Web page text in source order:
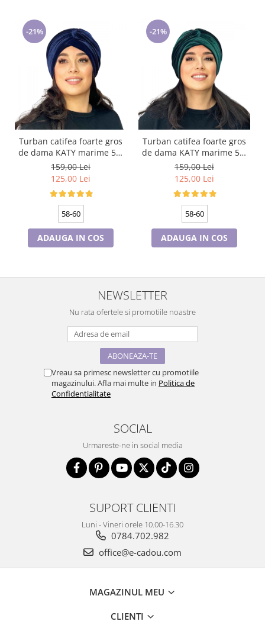
-21%
Turban catifea foarte gros
de dama KATY marime 58-
60, captuseala polar,
culoare bleomarin
159,00 Lei
125,00 Lei
58-60
ADAUGA IN COS
-21%
Turban catifea foarte gros
de dama KATY marime 58-
60, captuseala polar,
culoare verde emerald
159,00 Lei
125,00 Lei
58-60
ADAUGA IN COS
NEWSLETTER
Nu rata ofertele si promotiile noastre
Vreau sa primesc newsletter cu promotiile
magazinului. Afla mai multe in Politica de
Confidentialitate
SOCIAL
Urmareste-ne in social media
SUPORT CLIENTI
Luni - Vineri orele 10.00-16.30
0784.702.982
office@e-cadou.com
MAGAZINUL MEU
CLIENTI